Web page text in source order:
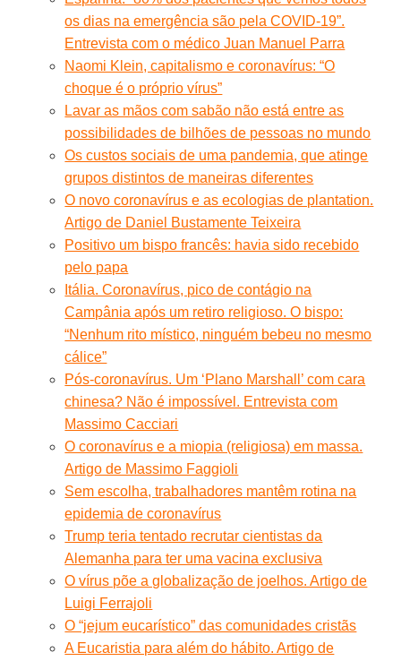
os dias na emergência são pela COVID-19”.
Entrevista com o médico Juan Manuel Parra
Naomi Klein, capitalismo e coronavírus: “O
choque é o próprio vírus”
Lavar as mãos com sabão não está entre as
possibilidades de bilhões de pessoas no mundo
Os custos sociais de uma pandemia, que atinge
grupos distintos de maneiras diferentes
O novo coronavírus e as ecologias de plantation.
Artigo de Daniel Bustamente Teixeira
Positivo um bispo francês: havia sido recebido
pelo papa
Itália. Coronavírus, pico de contágio na
Campânia após um retiro religioso. O bispo:
“Nenhum rito místico, ninguém bebeu no mesmo
cálice”
Pós-coronavírus. Um ‘Plano Marshall’ com cara
chinesa? Não é impossível. Entrevista com
Massimo Cacciari
O coronavírus e a miopia (religiosa) em massa.
Artigo de Massimo Faggioli
Sem escolha, trabalhadores mantêm rotina na
epidemia de coronavírus
Trump teria tentado recrutar cientistas da
Alemanha para ter uma vacina exclusiva
O vírus põe a globalização de joelhos. Artigo de
Luigi Ferrajoli
O “jejum eucarístico” das comunidades cristãs
A Eucaristia para além do hábito. Artigo de